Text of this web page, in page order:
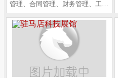
管理、合同管理、财务管理、工作